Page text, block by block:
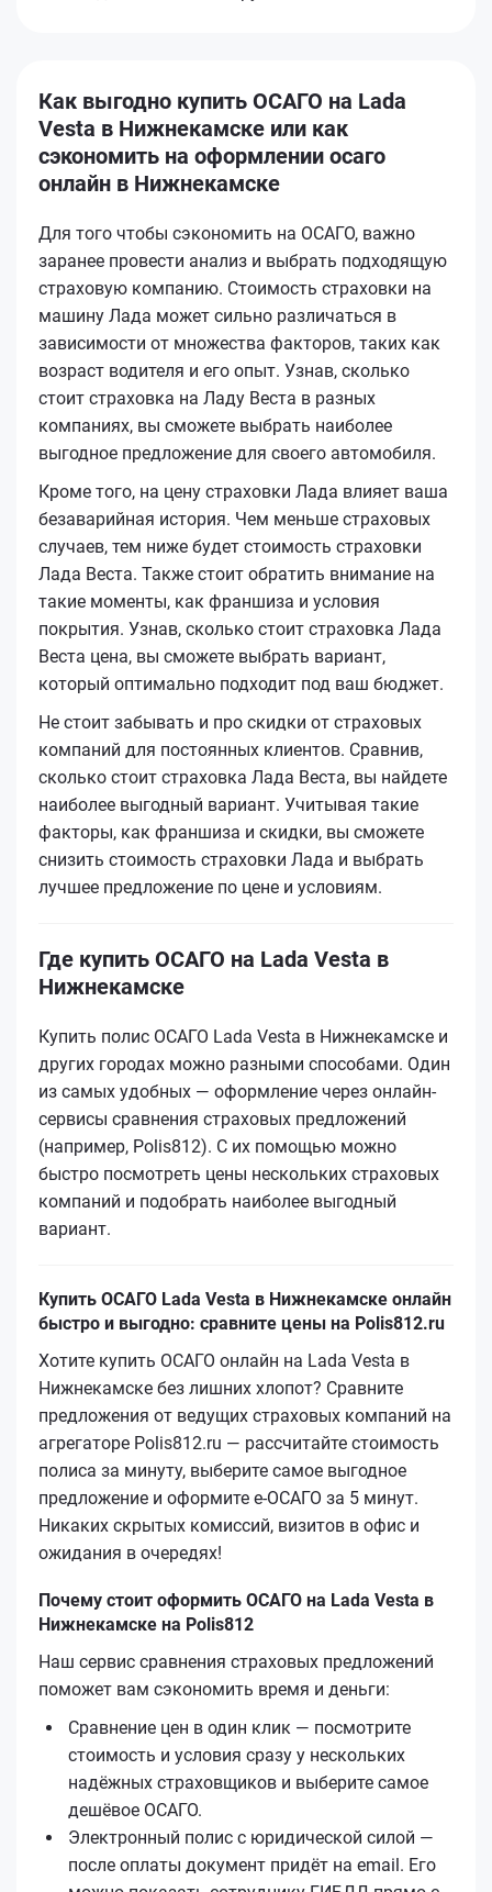
Как выгодно купить ОСАГО на Lada
Vesta в Нижнекамске или как
сэкономить на оформлении осаго
онлайн в Нижнекамске
Для того чтобы сэкономить на ОСАГО, важно
заранее провести анализ и выбрать подходящую
страховую компанию. Стоимость страховки на
машину Лада может сильно различаться в
зависимости от множества факторов, таких как
возраст водителя и его опыт. Узнав, сколько
стоит страховка на Ладу Веста в разных
компаниях, вы сможете выбрать наиболее
выгодное предложение для своего автомобиля.
Кроме того, на цену страховки Лада влияет ваша
безаварийная история. Чем меньше страховых
случаев, тем ниже будет стоимость страховки
Лада Веста. Также стоит обратить внимание на
такие моменты, как франшиза и условия
покрытия. Узнав, сколько стоит страховка Лада
Веста цена, вы сможете выбрать вариант,
который оптимально подходит под ваш бюджет.
Не стоит забывать и про скидки от страховых
компаний для постоянных клиентов. Сравнив,
сколько стоит страховка Лада Веста, вы найдете
наиболее выгодный вариант. Учитывая такие
факторы, как франшиза и скидки, вы сможете
снизить стоимость страховки Лада и выбрать
лучшее предложение по цене и условиям.
Где купить ОСАГО на Lada Vesta в
Нижнекамске
Купить полис ОСАГО Lada Vesta в Нижнекамске и
других городах можно разными способами. Один
из самых удобных — оформление через онлайн-
сервисы сравнения страховых предложений
(например, Polis812). С их помощью можно
быстро посмотреть цены нескольких страховых
компаний и подобрать наиболее выгодный
вариант.
Купить ОСАГО Lada Vesta в Нижнекамске онлайн
быстро и выгодно: сравните цены на Polis812.ru
Хотите купить ОСАГО онлайн на Lada Vesta в
Нижнекамске без лишних хлопот? Сравните
предложения от ведущих страховых компаний на
агрегаторе Polis812.ru — рассчитайте стоимость
полиса за минуту, выберите самое выгодное
предложение и оформите е‑ОСАГО за 5 минут.
Никаких скрытых комиссий, визитов в офис и
ожидания в очередях!
Почему стоит оформить ОСАГО на Lada Vesta в
Нижнекамске на Polis812
Наш сервис сравнения страховых предложений
поможет вам сэкономить время и деньги:
Сравнение цен в один клик — посмотрите
стоимость и условия сразу у нескольких
надёжных страховщиков и выберите самое
дешёвое ОСАГО.
Электронный полис с юридической силой —
после оплаты документ придёт на email. Его